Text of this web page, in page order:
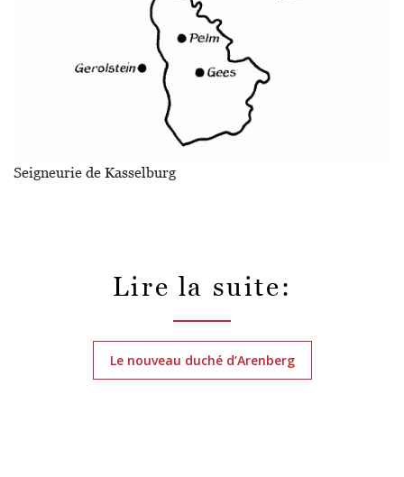
Seigneurie de Kasselburg
Lire la suite:
Le nouveau duché d’Arenberg